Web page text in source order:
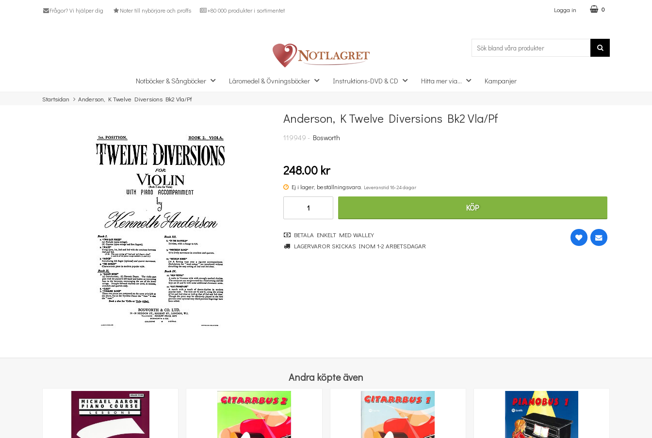
Frågor? Vi hjälper dig Noter till nybörjare och proffs +80 000 produkter i sortimentet Logga in 0
Notböcker & Sångböcker Läromedel & Övningsböcker Instruktions-DVD & CD Hitta mer via... Kampanjer
Startsidan Anderson, K Twelve Diversions Bk2 Vla/Pf
Missa inte detta...
Anderson, K Twelve Diversions Bk2 Vla/Pf
119949 - Bosworth
248.00 kr
Ej i lager, beställningsvara. Leveranstid 16-24 dagar
KÖP
BETALA ENKELT MED WALLEY
LAGERVAROR SKICKAS INOM 1-2 ARBETSDAGAR
Andra köpte även